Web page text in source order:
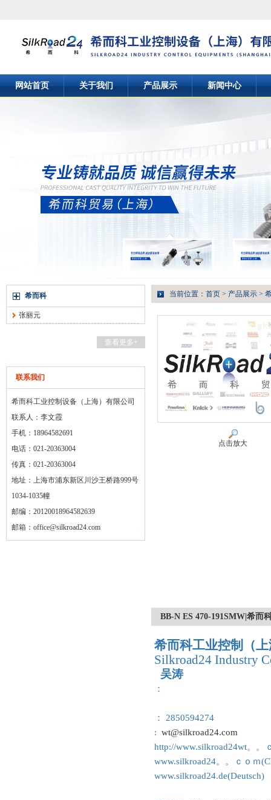
网站首页 关于我们 产品展示 新闻中心
希而科
张丽元
查看更多+
联系我们
希而科工业控制设备（上海）有限公司
联系人：李文霞
手机：18964582691
电话：021-20363004
传真：021-20363004
地址：上海市浦东新区川沙王桥路999号
1034-1035幢
邮编：20120018964582639
邮箱： office@silkroad24.com
当前位置： 首页 > 产品展示 >
点击放大
BB-N ES 470-191SMW|希而
希而科工业控制（
Silkroad24 Industry
吴涛
：
： 2850594274
: wt@silkroad24.com
http://www.silkroad24wt。。
www.silkroad24。。ｃｏｍ
www.silkroad24.de(Deutsch)